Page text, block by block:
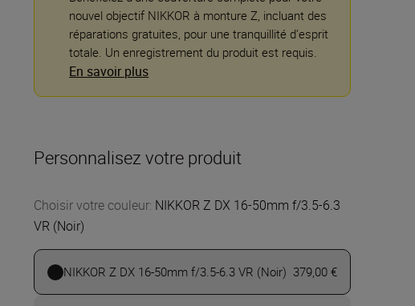
nouvel objectif NIKKOR à monture Z, incluant des
réparations gratuites, pour une tranquillité d’esprit
totale. Un enregistrement du produit est requis.
En savoir plus
Personnalisez votre produit
Choisir votre couleur: NIKKOR Z DX 16-50mm f/3.5-6.3
VR (Noir)
NIKKOR Z DX 16-50mm f/3.5-6.3 VR (Noir) 379,00 €